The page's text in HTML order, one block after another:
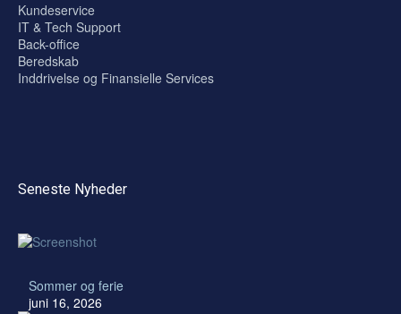
Kundeservice
IT & Tech Support
Back-office
Beredskab
Inddrivelse og Finansielle Services
Seneste Nyheder
Sommer og ferie
juni 16, 2026